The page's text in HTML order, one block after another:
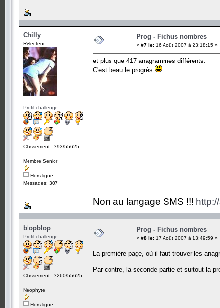
Chilly
Relecteur
Profil challenge
Classement : 293/55625
Membre Senior
Hors ligne
Messages: 307
Prog - Fichus nombres
« #7 le: 16 Août 2007 à 23:18:15 »
et plus que 417 anagrammes différents.
C'est beau le progrès
Non au langage SMS !!!
blopblop
Profil challenge
Classement : 2260/55625
Néophyte
Hors ligne
Prog - Fichus nombres
« #8 le: 17 Août 2007 à 13:49:59 »
La premiére page, où il faut trouver les
Par contre, la seconde partie et surtout la